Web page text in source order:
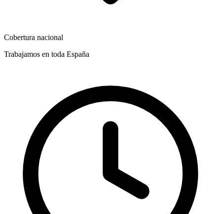
Cobertura nacional
Trabajamos en toda España